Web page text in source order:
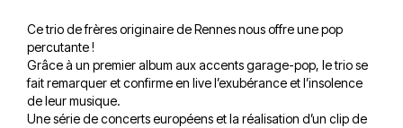
Ce trio de frères originaire de Rennes nous offre une pop
percutante !
Grâce à un premier album aux accents garage-pop, le trio se
fait remarquer et confirme en live l’exubérance et l’insolence
de leur musique.
Une série de concerts européens et la réalisation d’un clip de